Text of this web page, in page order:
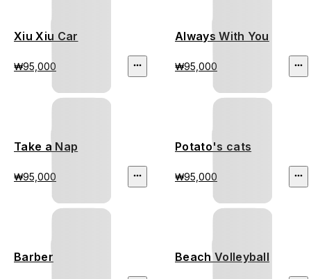
Xiu Xiu Car
₩95,000
Always With You
₩95,000
Take a Nap
₩95,000
Potato's cats
₩95,000
Barber Beach Volleyball